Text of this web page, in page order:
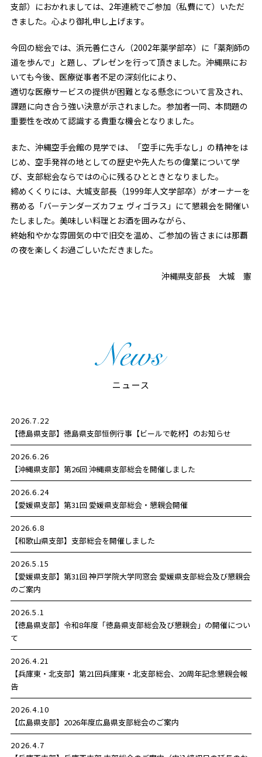
支部）におかれましては、2年連続でご参加（私費にて）いただ
きました。心より御礼申し上げます。
今回の総会では、浜元善仁さん（2002年薬学部卒）に「薬剤師の
道を歩んで」と題し、プレゼンを行って頂きました。沖縄県にお
いても今後、医療従事者不足の深刻化により、
適切な医療サービスの提供が困難となる懸念について言及され、
課題に向き合う強い決意が示されました。参加者一同、本問題の
重要性を改めて認識する貴重な機会となりました。
また、沖縄空手会館の見学では、「空手に先手なし」の精神をは
じめ、空手発祥の地としての歴史や先人たちの偉業について学
び、支部総会ならではの心に残るひとときとなりました。
締めくくりには、大城支部長（1999年人文学部卒）がオーナーを
務める「バーテンダーズカフェ ヴィゴラス」にて懇親会を開催い
たしました。美味しい料理とお酒を囲みながら、
終始和やかな雰囲気の中で旧交を温め、ご参加の皆さまには那覇
の夜を楽しくお過ごしいただきました。
沖縄県支部長 大城 憲
ニュース
2026.7.22
【徳島県支部】 徳島県支部恒例行事【ビールで乾杯】のお知らせ
2026.6.26
【沖縄県支部】 第26回 沖縄県支部総会を開催しました
2026.6.24
【愛媛県支部】 第31回 愛媛県支部総会・懇親会開催
2026.6.8
【和歌山県支部】 支部総会を開催しました
2026.5.15
【愛媛県支部】 第31回 神戸学院大学同窓会 愛媛県支部総会及び懇親会
のご案内
2026.5.1
【徳島県支部】 令和8年度「徳島県支部総会及び懇親会」の開催につい
て
2026.4.21
【兵庫東・北支部】 第21回兵庫東・北支部総会、20周年記念懇親会報
告
2026.4.10
【広島県支部】 2026年度広島県支部総会のご案内
2026.4.7